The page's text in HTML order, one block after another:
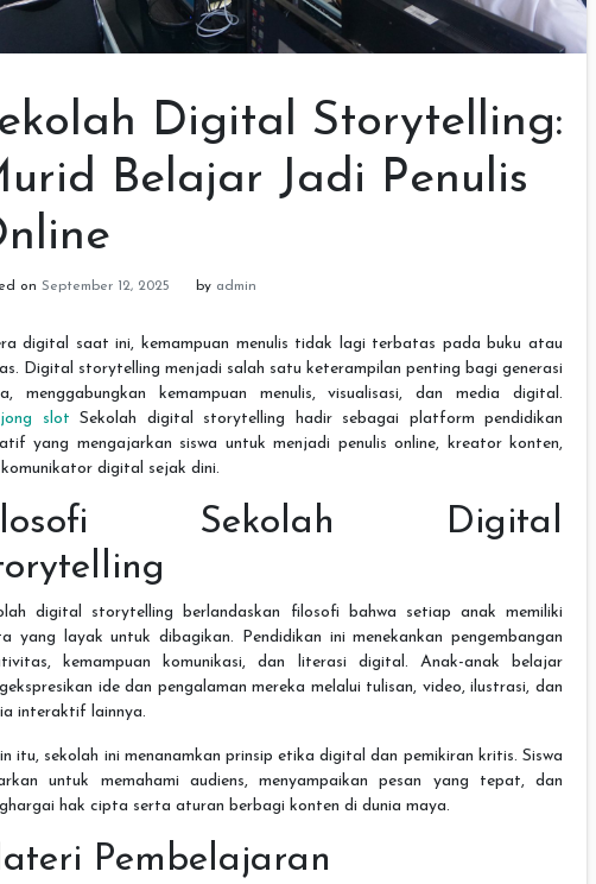
Digital Storytelling:
Belajar Jadi Penulis
on September 12, 2025 by admin
digital saat ini, kemampuan menulis tidak lagi terbatas pada buku atau
Digital storytelling menjadi salah satu keterampilan penting bagi generasi
menggabungkan kemampuan menulis, visualisasi, dan media digital.
slot Sekolah digital storytelling hadir sebagai platform pendidikan
yang mengajarkan siswa untuk menjadi penulis online, kreator konten,
digital sejak dini.
Sekolah Digital
digital storytelling berlandaskan filosofi bahwa setiap anak memiliki
yang layak untuk dibagikan. Pendidikan ini menekankan pengembangan
kemampuan komunikasi, dan literasi digital. Anak-anak belajar
ide dan pengalaman mereka melalui tulisan, video, ilustrasi, dan
interaktif lainnya.
itu, sekolah ini menanamkan prinsip etika digital dan pemikiran kritis. Siswa
untuk memahami audiens, menyampaikan pesan yang tepat, dan
hak cipta serta aturan berbagi konten di dunia maya.
Pembelajaran